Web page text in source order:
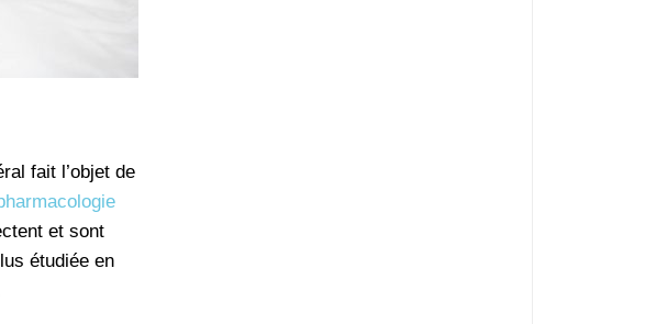
fait l’objet de
et sont
étudiée en